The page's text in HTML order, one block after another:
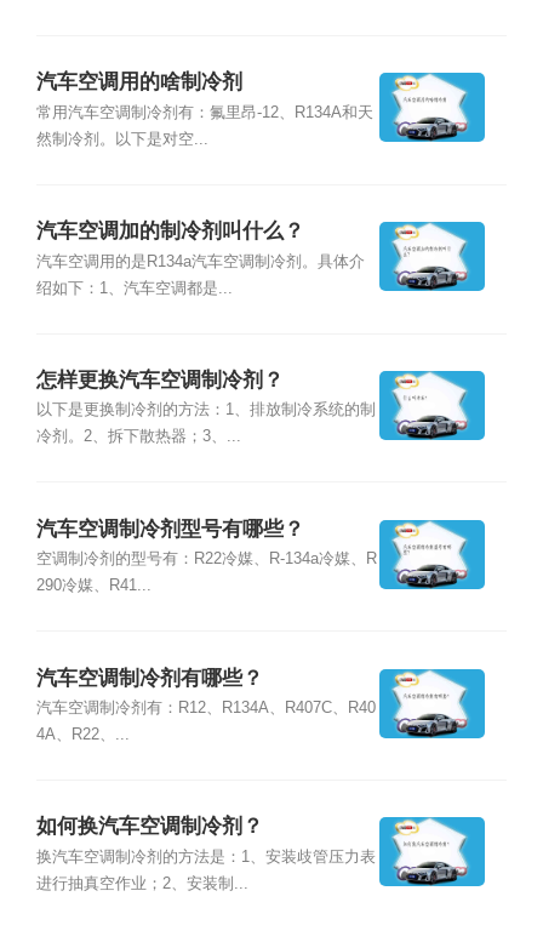
汽车空调用的啥制冷剂
常用汽车空调制冷剂有：氟里昂-12、R134A和天
然制冷剂。以下是对空...
汽车空调加的制冷剂叫什么？
汽车空调用的是R134a汽车空调制冷剂。具体介
绍如下：1、汽车空调都是...
怎样更换汽车空调制冷剂？
以下是更换制冷剂的方法：1、排放制冷系统的制
冷剂。2、拆下散热器；3、...
汽车空调制冷剂型号有哪些？
空调制冷剂的型号有：R22冷媒、R-134a冷媒、R
290冷媒、R41...
汽车空调制冷剂有哪些？
汽车空调制冷剂有：R12、R134A、R407C、R40
4A、R22、...
如何换汽车空调制冷剂？
换汽车空调制冷剂的方法是：1、安装歧管压力表
进行抽真空作业；2、安装制...